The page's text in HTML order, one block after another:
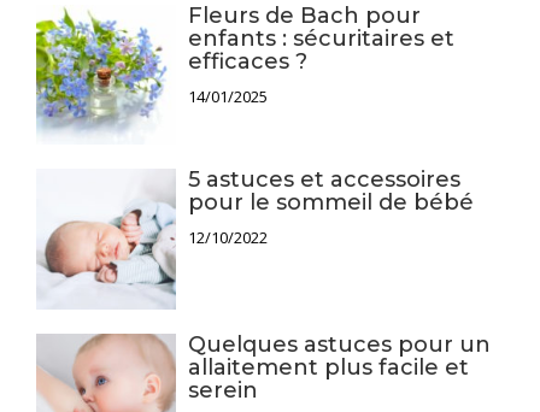
Fleurs de Bach pour
enfants : sécuritaires et
efficaces ?
14/01/2025
5 astuces et accessoires
pour le sommeil de bébé
12/10/2022
Quelques astuces pour un
allaitement plus facile et
serein